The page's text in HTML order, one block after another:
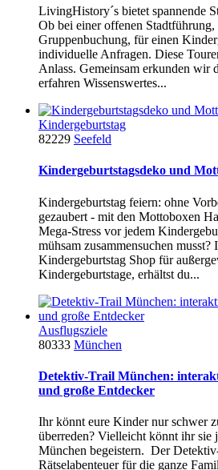
LivingHistory´s bietet spannende
Ob bei einer offenen Stadtführung,
Gruppenbuchung, für einen
individuelle Anfragen. Diese
Anlass. Gemeinsam erkunden wir
erfahren Wissenswertes...
Kindergeburtstag
82229 Seefeld
Kindergeburtstagsdeko und
Kindergeburtstag feiern: ohne
gezaubert - mit den Mottoboxen
Mega-Stress vor jedem
mühsam zusammensuchen
Kindergeburtstag Shop für
Kindergeburtstage, erhältst du...
Ausflugsziele
80333 München
Detektiv-Trail München:
und große Entdecker
Ihr könnt eure Kinder nur schwer
überreden? Vielleicht könnt ihr sie
München begeistern. Der
Rätselabenteuer für die ganze